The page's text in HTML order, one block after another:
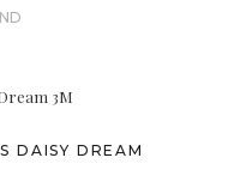
DAISY DREAM